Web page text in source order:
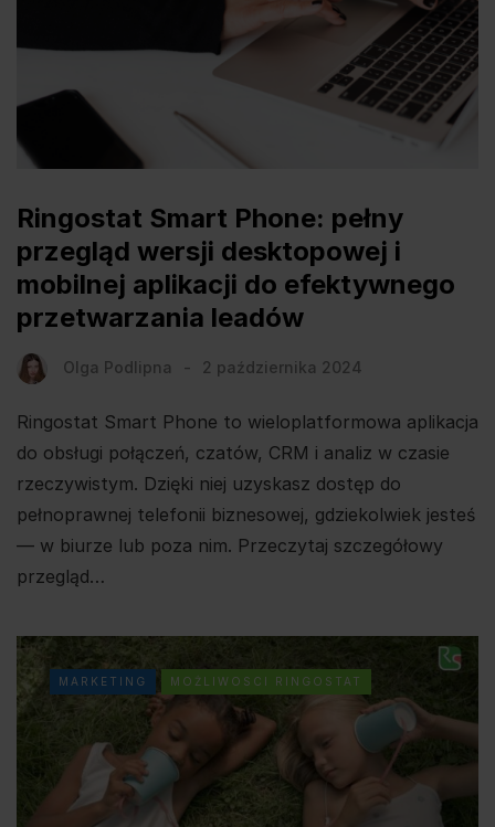
Ringostat Smart Phone: pełny
przegląd wersji desktopowej i
mobilnej aplikacji do efektywnego
przetwarzania leadów
Olga Podlipna 2 października 2024
Ringostat Smart Phone to wieloplatformowa aplikacja
do obsługi połączeń, czatów, CRM i analiz w czasie
rzeczywistym. Dzięki niej uzyskasz dostęp do
pełnoprawnej telefonii biznesowej, gdziekolwiek jesteś
— w biurze lub poza nim. Przeczytaj szczegółowy
przegląd…
MARKETING MOŻLIWOSCI RINGOSTAT